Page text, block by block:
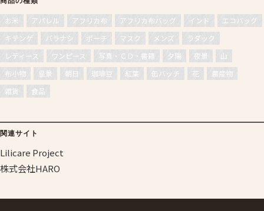
お米 アパレル アフリカ布 アフリカ布バッグ インド
エコバッグ
キテンゲ
バラナシ ポーチ マスク メンズ
ラダック
レディース
ワンピース 写真・ＣＤ・書籍 夕陽 夜景
山
布小物
星景 朝日 珈琲豆 紅葉 缶バッチ 花
農産物
雑貨
食品
関連サイト
Lilicare Project
株式会社HARO